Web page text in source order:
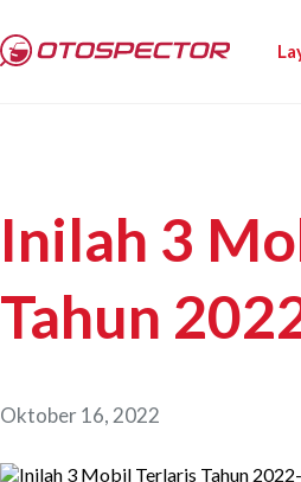
Inilah 3
Tahun
Oktober 16, 2022